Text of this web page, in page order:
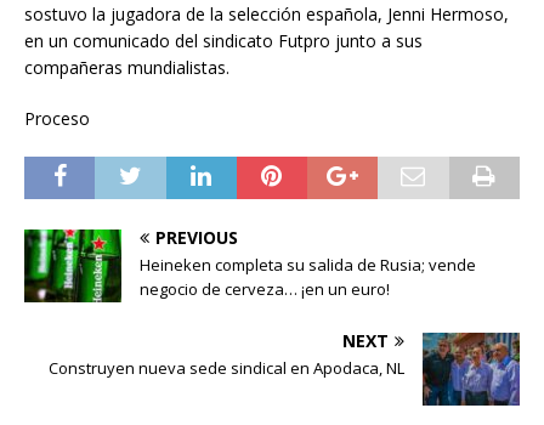
sostuvo la jugadora de la selección española, Jenni Hermoso,
en un comunicado del sindicato Futpro junto a sus
compañeras mundialistas.
Proceso
PREVIOUS
Heineken completa su salida de Rusia; vende
negocio de cerveza… ¡en un euro!
NEXT
Construyen nueva sede sindical en Apodaca, NL